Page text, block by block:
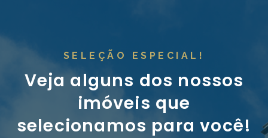
SELEÇÃO ESPECIAL!
Veja alguns dos nossos
imóveis que
selecionamos para você!